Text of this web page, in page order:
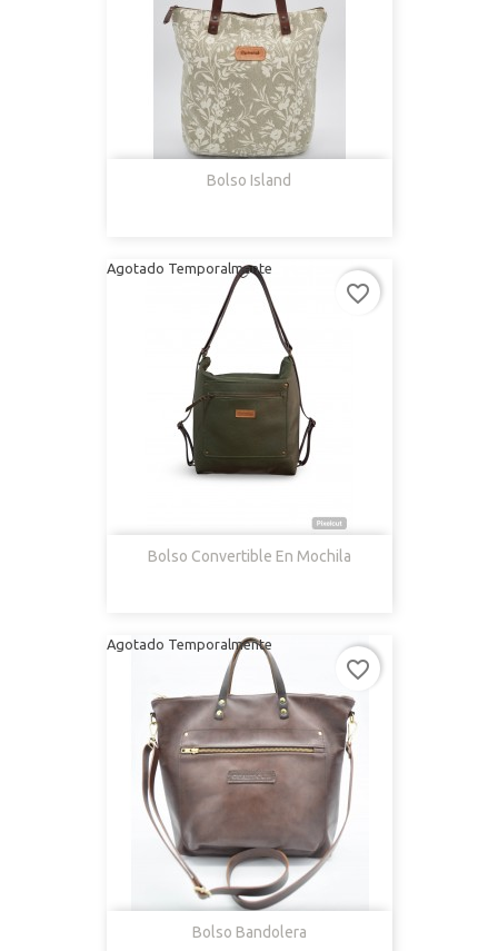
Bolso Island
Bolso Convertible En Mochila
Agotado Temporalmente
favorite_border
Bolso Bandolera
Agotado Temporalmente
favorite_border